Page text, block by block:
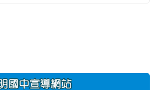
國中宣導網站